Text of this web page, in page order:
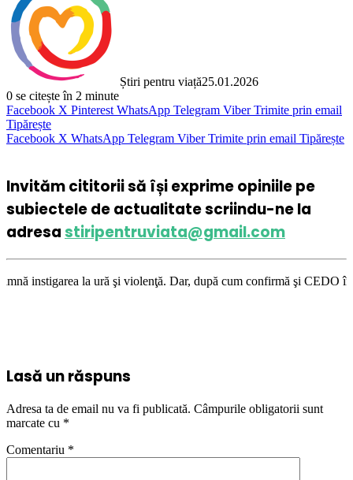
Știri pentru viață25.01.2026
0 se citește în 2 minute
Facebook X Pinterest WhatsApp Telegram Viber Trimite prin email
Tipărește
Facebook X WhatsApp Telegram Viber Trimite prin email Tipărește
Invităm cititorii să își exprime opiniile pe
subiectele de actualitate scriindu-ne la
adresastiripentruviata@gmail.com
la ură şi violenţă. Dar, după cum confirmă şi CEDO în cazul
Lasă un răspuns
Adresa ta de email nu va fi publicată. Câmpurile obligatorii sunt
marcate cu *
Comentariu *